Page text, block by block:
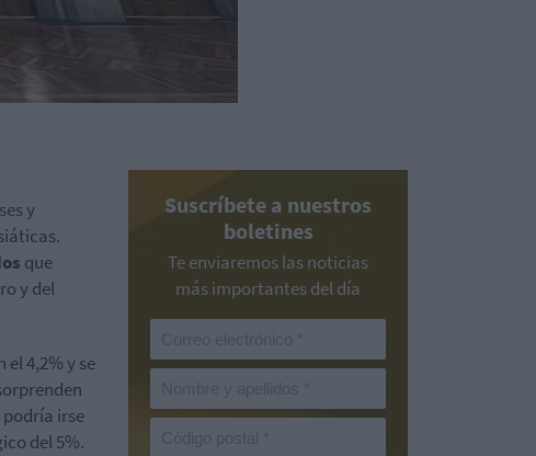
y
que
y del
4,2% y se
irse
del 5%.
Suscríbete a nuestros
boletines
Te enviaremos las noticias
más importantes del día